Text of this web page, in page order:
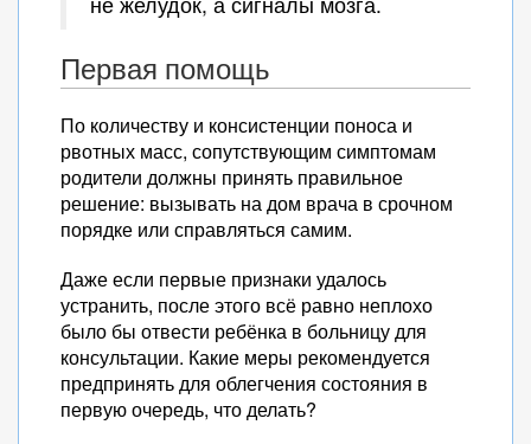
Первая помощь
По количеству и консистенции поноса и
рвотных масс, сопутствующим симптомам
родители должны принять правильное
решение: вызывать на дом врача в срочном
порядке или справляться самим.
Даже если первые признаки удалось
устранить, после этого всё равно неплохо
было бы отвести ребёнка в больницу для
консультации. Какие меры рекомендуется
предпринять для облегчения состояния в
первую очередь, что делать?